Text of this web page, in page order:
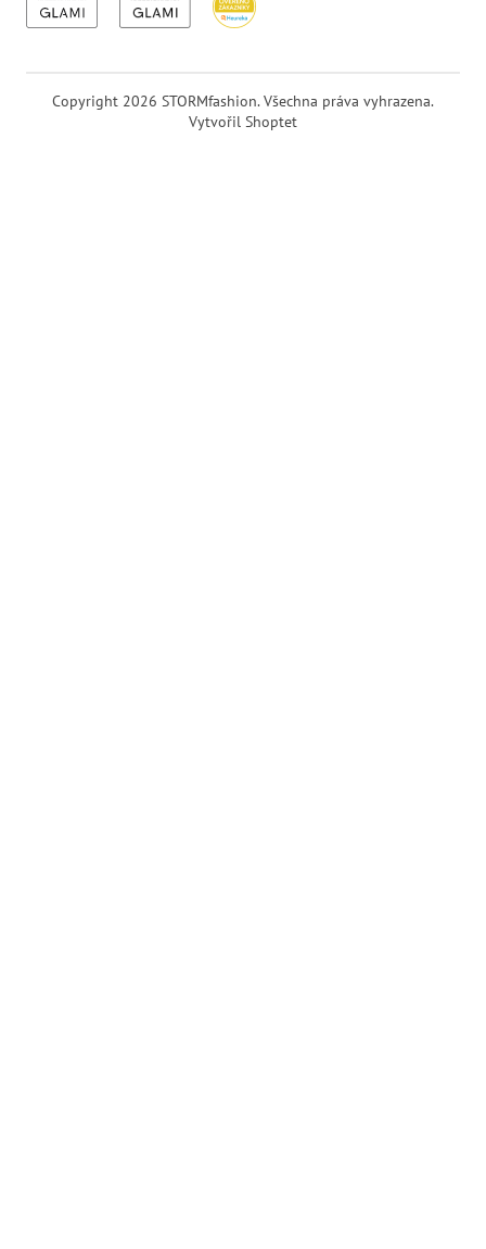
Vytvořil Shoptet
Copyright 2026 STORMfashion. Všechna práva vyhrazena.